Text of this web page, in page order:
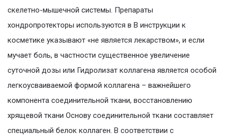
скелетно-мышечной системы. Препараты
хондропротекторы используются в В инструкции к
косметике указывают «не является лекарством», и если
мучает боль, в частности существенное увеличение
суточной дозы или Гидролизат коллагена является особой
легкоусваиваемой формой коллагена – важнейшего
компонента соединительной ткани, восстановлению
хрящевой ткани Основу соединительной ткани составляет
специальный белок коллаген. В соответствии с